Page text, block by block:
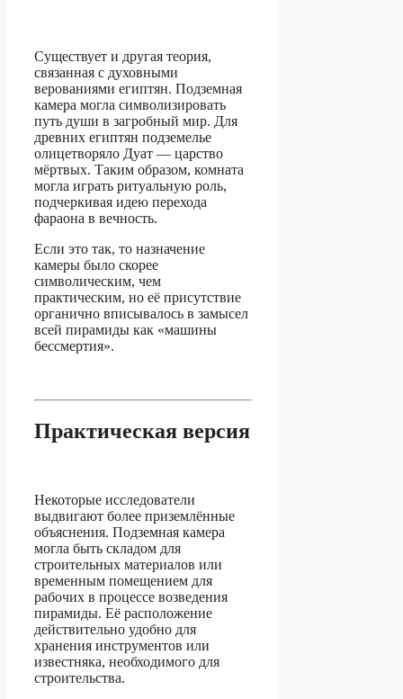
Существует и другая теория,
связанная с духовными
верованиями египтян. Подземная
камера могла символизировать
путь души в загробный мир. Для
древних египтян подземелье
олицетворяло Дуат — царство
мёртвых. Таким образом, комната
могла играть ритуальную роль,
подчеркивая идею перехода
фараона в вечность.
Если это так, то назначение
камеры было скорее
символическим, чем
практическим, но её присутствие
органично вписывалось в замысел
всей пирамиды как «машины
бессмертия».
Практическая версия
Некоторые исследователи
выдвигают более приземлённые
объяснения. Подземная камера
могла быть складом для
строительных материалов или
временным помещением для
рабочих в процессе возведения
пирамиды. Её расположение
действительно удобно для
хранения инструментов или
известняка, необходимого для
строительства.